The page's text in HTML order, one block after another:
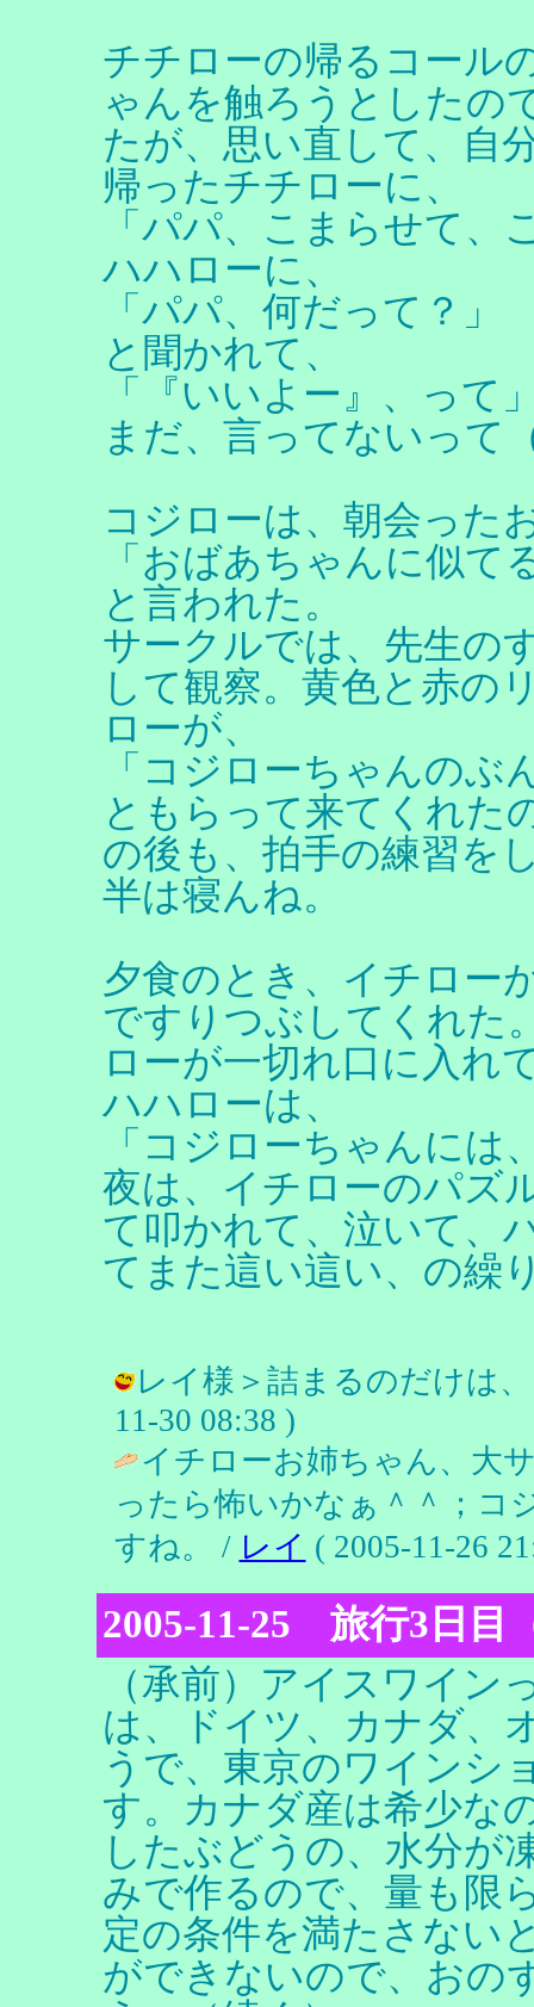
チチローの帰るコール
ゃんを触ろうとしたの
たが、思い直して、自
帰ったチチローに、
「パパ、こまらせて、
ハハローに、
「パパ、何だって？」
と聞かれて、
「『いいよー』、って
まだ、言ってないって
コジローは、朝会った
「おばあちゃんに似て
と言われた。
サークルでは、先生の
して観察。黄色と赤の
ローが、
「コジローちゃんのぶ
ともらって来てくれた
の後も、拍手の練習を
半は寝んね。
夕食のとき、イチロー
ですりつぶしてくれた
ローが一切れ口に入れ
ハハローは、
「コジローちゃんには
夜は、イチローのパズ
て叩かれて、泣いて、
てまた這い這い、の繰
レイ様＞詰まるのだけは
11-30 08:38 )
イチローお姉ちゃん、大
ったら怖いかなぁ＾＾；コ
すね。 / レイ ( 2005-11-26
2005-11-25 旅行3日目
（承前）アイスワイン
は、ドイツ、カナダ、
うで、東京のワインシ
す。カナダ産は希少な
したぶどうの、水分が
みで作るので、量も限
定の条件を満たさない
ができないので、おの